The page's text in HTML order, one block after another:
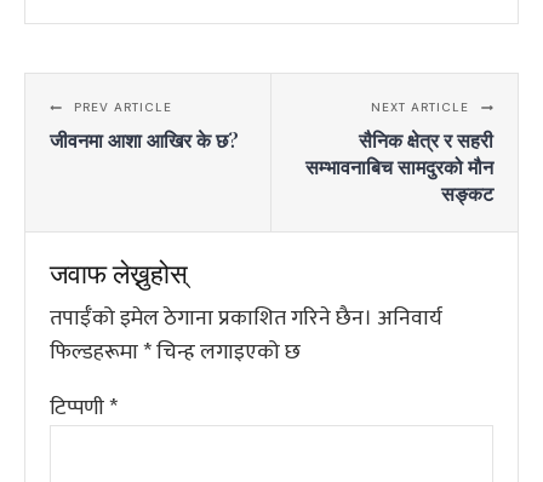
PREV ARTICLE
जीवनमा आशा आखिर के छ?
NEXT ARTICLE
सैनिक क्षेत्र र सहरी
सम्भावनाबिच सामदुरको मौन
सङ्कट
जवाफ लेख्नुहोस्
तपाईँको इमेल ठेगाना प्रकाशित गरिने छैन। अनिवार्य
फिल्डहरूमा*चिन्ह लगाइएको छ
टिप्पणी*